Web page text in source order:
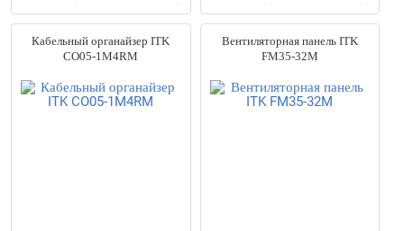
Кабельный органайзер ITK
CO05-1M4RM
Вентиляторная панель ITK
FM35-32M